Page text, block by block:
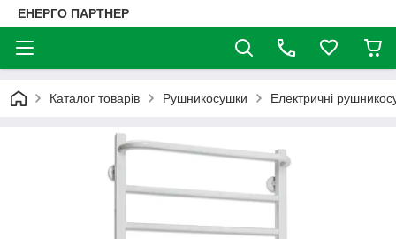
ЕНЕРГО ПАРТНЕР
Каталог товарів Рушникосушки Електричні